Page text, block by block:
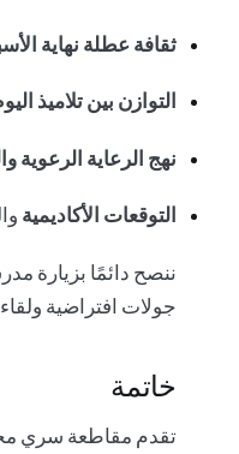
ثقافة عطلة نهاية
التوازن بين تلاميذ
نهج الرعاية الرعوية
التوقعات الأكاديمية
ننصح دائمًا بزيارة
جولات افتراضية
خاتمة
تقدم مقاطعة سري